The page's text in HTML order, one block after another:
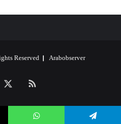
Reserved | Arabobserver